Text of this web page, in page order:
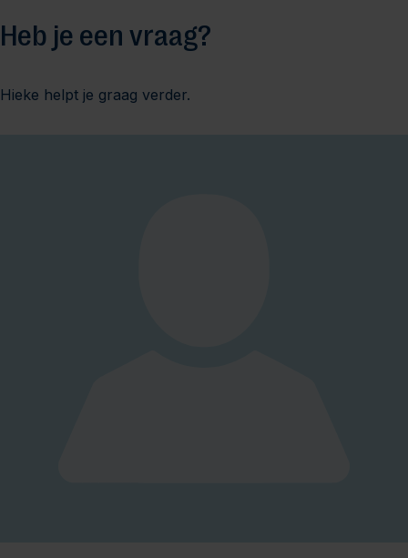
Heb je een vraag?
Hieke helpt je graag verder.